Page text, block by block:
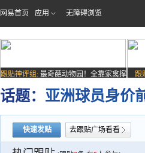
网易首页 应用 无障碍浏览
跟贴神评组: 最奇葩动物园！全靠家禽撑
场子
跟
话题： 亚洲球员身价
快速发贴 去跟贴广场看看